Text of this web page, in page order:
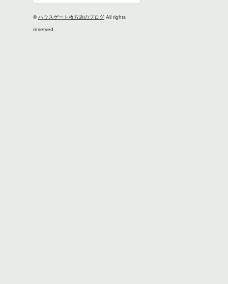
©ハウスゲート枚方店のブログ All rights
reserved.